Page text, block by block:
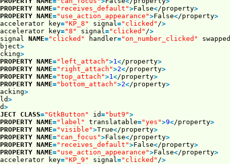
PROPERTY NAME="receives_default">False</property>
PROPERTY NAME="use_action_appearance">False</property>
accelerator key="KP_8" signal ="clicked" />
accelerator key="8" signal ="clicked" />
signal NAME="clicked" handler="on_number_clicked" swapped
>
>
PROPERTY NAME="left_attach">1 </property>
PROPERTY NAME="right_attach">2</property>
PROPERTY NAME="top_attach">1 </property>
PROPERTY NAME="bottom_attach">2</property>
>
>
>
CLASS="GtkButton" id="but9">
PROPERTY NAME="label" translatable="yes">9</property>
PROPERTY NAME="visible">True</property>
PROPERTY NAME="can_focus">False</property>
PROPERTY NAME="receives_default">False</property>
PROPERTY NAME="use_action_appearance">False</property>
accelerator key="KP_9" signal ="clicked" />